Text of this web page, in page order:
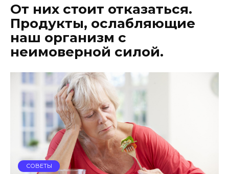
От них стоит отказаться.
Продукты, ослабляющие
наш организм с
неимоверной силой.
СОВЕТЫ